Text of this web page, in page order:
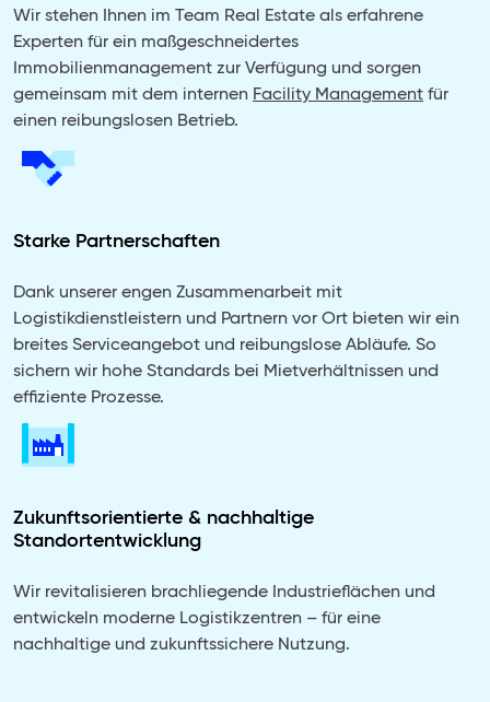
Wir stehen Ihnen im Team Real Estate als erfahrene
Experten für ein maßgeschneidertes
Immobilienmanagement zur Verfügung und sorgen
gemeinsam mit dem internen Facility Management für
einen reibungslosen Betrieb.
Starke Partnerschaften
Dank unserer engen Zusammenarbeit mit
Logistikdienstleistern und Partnern vor Ort bieten wir ein
breites Serviceangebot und reibungslose Abläufe. So
sichern wir hohe Standards bei Mietverhältnissen und
effiziente Prozesse.
Zukunftsorientierte & nachhaltige
Standortentwicklung
Wir revitalisieren brachliegende Industrieflächen und
entwickeln moderne Logistikzentren – für eine
nachhaltige und zukunftssichere Nutzung.